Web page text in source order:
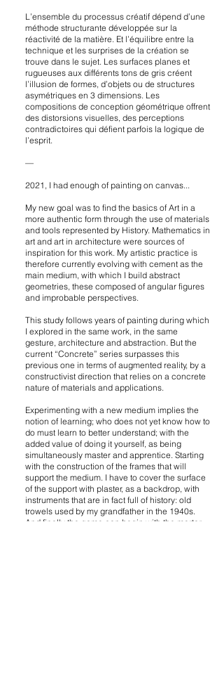
L’ensemble du processus créatif dépend d’une
méthode structurante développée sur la
réactivité de la matière. Et l’équilibre entre la
technique et les surprises de la création se
trouve dans le sujet. Les surfaces planes et
rugueuses aux différents tons de gris créent
l’illusion de formes, d’objets ou de structures
asymétriques en 3 dimensions. Les
compositions de conception géométrique offrent
des distorsions visuelles, des perceptions
contradictoires qui défient parfois la logique de
l’esprit.
—
2021, I had enough of painting on canvas...
My new goal was to find the basics of Art in a
more authentic form through the use of materials
and tools represented by History. Mathematics in
art and art in architecture were sources of
inspiration for this work. My artistic practice is
therefore currently evolving with cement as the
main medium, with which I build abstract
geometries, these composed of angular figures
and improbable perspectives.
This study follows years of painting during which
I explored in the same work, in the same
gesture, architecture and abstraction. But the
current “Concrete” series surpasses this
previous one in terms of augmented reality, by a
constructivist direction that relies on a concrete
nature of materials and applications.
Experimenting with a new medium implies the
notion of learning; who does not yet know how to
do must learn to better understand; with the
added value of doing it yourself, as being
simultaneously master and apprentice. Starting
with the construction of the frames that will
support the medium. I have to cover the surface
of the support with plaster, as a backdrop, with
instruments that are in fact full of history: old
trowels used by my grandfather in the 1940s.
And finally the game can begin with the mortar